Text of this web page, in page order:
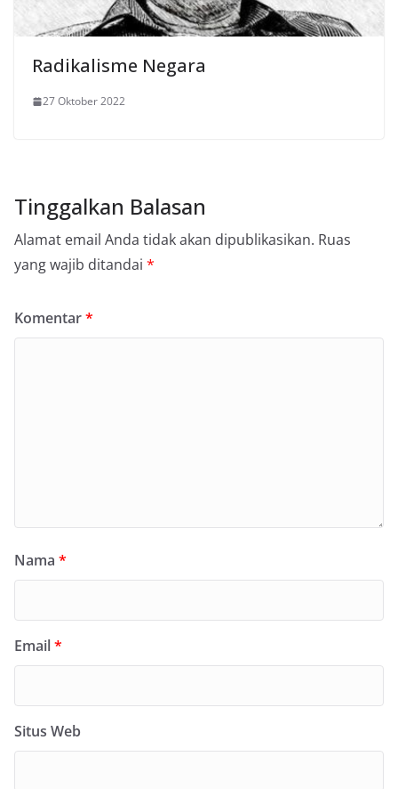
Radikalisme Negara
27 Oktober 2022
Tinggalkan Balasan
Alamat email Anda tidak akan dipublikasikan. Ruas
yang wajib ditandai *
Komentar*
Nama *
Email*
Situs Web